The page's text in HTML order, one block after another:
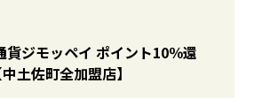
貨ジモッペイ ポイント10％還
土佐町全加盟店】